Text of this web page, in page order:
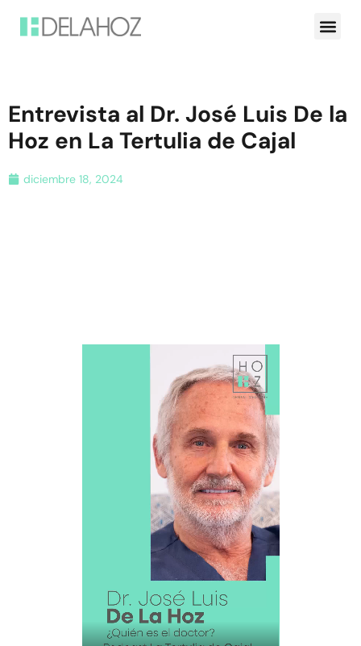
Entrevista al Dr. José Luis De la
Hoz en La Tertulia de Cajal
diciembre 18, 2024